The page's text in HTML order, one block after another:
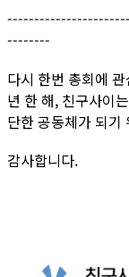
--------
다시 한번 총회에
년 한 해, 친구사이
단한 공동체가 되기
감사합니다.